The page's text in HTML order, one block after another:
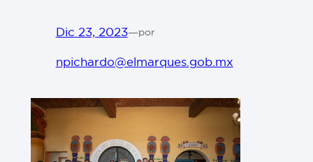
Dic 23, 2023—por
npichardo@elmarques.gob.mx